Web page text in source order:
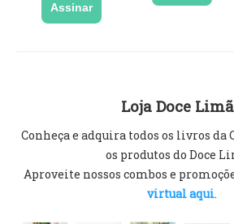
Assinar
Loja Doce
Conheça e adquira todos os livros da
os produtos do Doce
Aproveite nossos combos e
virtual aqui.